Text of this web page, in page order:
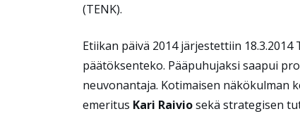
(TENK).
Etiikan päivä 2014 järjestettiin
päätöksenteko. Pääpuhujaksi saapui
neuvonantaja. Kotimaisen näkökulman
emeritus Kari Raiviosekä strategisen